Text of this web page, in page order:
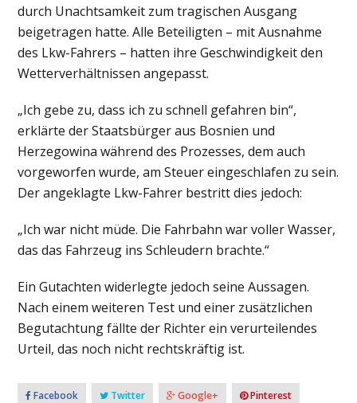
durch Unachtsamkeit zum tragischen Ausgang
beigetragen hatte. Alle Beteiligten – mit Ausnahme
des Lkw-Fahrers – hatten ihre Geschwindigkeit den
Wetterverhältnissen angepasst.
„Ich gebe zu, dass ich zu schnell gefahren bin“,
erklärte der Staatsbürger aus Bosnien und
Herzegowina während des Prozesses, dem auch
vorgeworfen wurde, am Steuer eingeschlafen zu sein.
Der angeklagte Lkw-Fahrer bestritt dies jedoch:
„Ich war nicht müde. Die Fahrbahn war voller Wasser,
das das Fahrzeug ins Schleudern brachte.“
Ein Gutachten widerlegte jedoch seine Aussagen.
Nach einem weiteren Test und einer zusätzlichen
Begutachtung fällte der Richter ein verurteilendes
Urteil, das noch nicht rechtskräftig ist.
Facebook Twitter Google+ Pinterest